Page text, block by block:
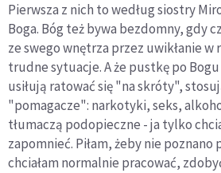
Pierwsza z nich to według siostry
Boga. Bóg też bywa bezdomny, gdy
ze swego wnętrza przez uwikłanie
trudne sytuacje. A że pustkę po
usiłują ratować się "na skróty",
"pomagacze": narkotyki, seks,
tłumaczą podopieczne - ja tylko
zapomnieć. Piłam, żeby nie poznano
chciałam normalnie pracować,